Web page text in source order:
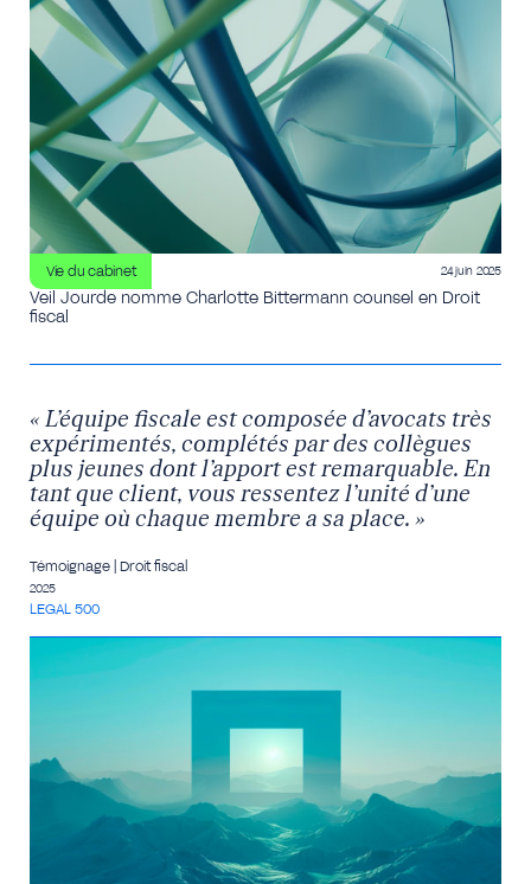
Vie du cabinet 24 juin 2025
Veil Jourde nomme Charlotte Bittermann counsel en Droit
fiscal
« L’équipe fiscale est composée d’avocats très
expérimentés, complétés par des collègues
plus jeunes dont l’apport est remarquable. En
tant que client, vous ressentez l’unité d’une
équipe où chaque membre a sa place. »
Témoignage | Droit fiscal
2025
LEGAL 500